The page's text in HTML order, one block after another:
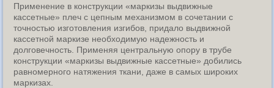
Применение в конструкции «маркизы выдвижные
кассетные» плеч с цепным механизмом в сочетании с
точностью изготовления изгибов, придало выдвижной
кассетной маркизе необходимую надежность и
долговечность. Применяя центральную опору в трубе
конструкции «маркизы выдвижные кассетные» добились
равномерного натяжения ткани, даже в самых широких
маркизах.